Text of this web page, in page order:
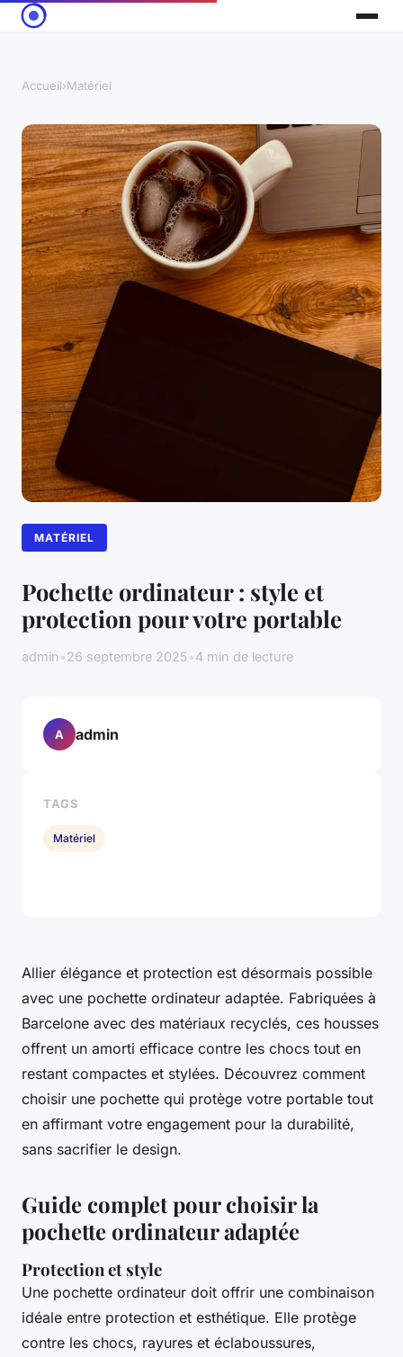
Accueil›Matériel
MATÉRIEL
Pochette ordinateur : style et
protection pour votre portable
admin•26 septembre 2025•4 min de lecture
Allier élégance et protection est désormais possible
avec une pochette ordinateur adaptée. Fabriquées à
Barcelone avec des matériaux recyclés, ces housses
offrent un amorti efficace contre les chocs tout en
restant compactes et stylées. Découvrez comment
choisir une pochette qui protège votre portable tout
en affirmant votre engagement pour la durabilité,
sans sacrifier le design.
Guide complet pour choisir la
pochette ordinateur adaptée
Protection et style
Une pochette ordinateur doit offrir une combinaison
idéale entre protection et esthétique. Elle protège
contre les chocs, rayures et éclaboussures,
A admin
TAGS
Matériel